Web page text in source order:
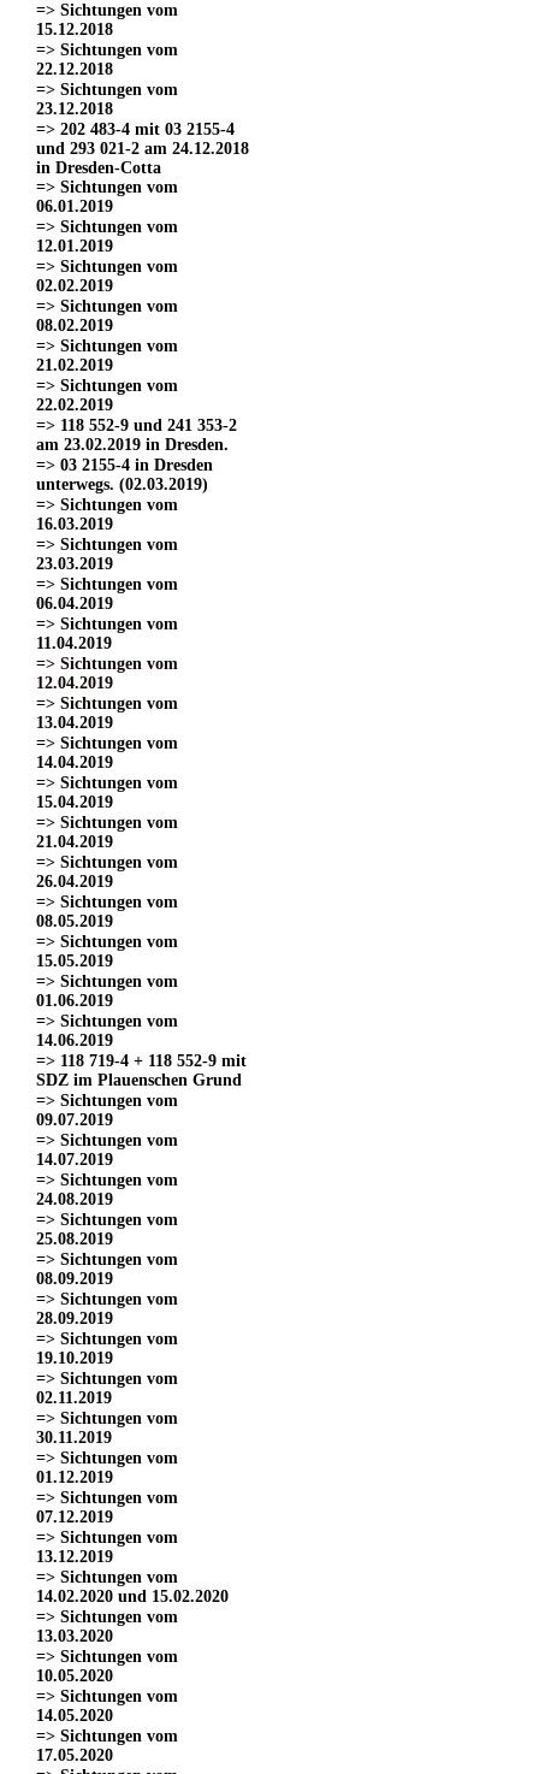
=> Sichtungen vom
15.12.2018
=> Sichtungen vom
22.12.2018
=> Sichtungen vom
23.12.2018
=> 202 483-4 mit 03 2155-4
und 293 021-2 am 24.12.2018
in Dresden-Cotta
=> Sichtungen vom
06.01.2019
=> Sichtungen vom
12.01.2019
=> Sichtungen vom
02.02.2019
=> Sichtungen vom
08.02.2019
=> Sichtungen vom
21.02.2019
=> Sichtungen vom
22.02.2019
=> 118 552-9 und 241 353-2
am 23.02.2019 in Dresden.
=> 03 2155-4 in Dresden
unterwegs. (02.03.2019)
=> Sichtungen vom
16.03.2019
=> Sichtungen vom
23.03.2019
=> Sichtungen vom
06.04.2019
=> Sichtungen vom
11.04.2019
=> Sichtungen vom
12.04.2019
=> Sichtungen vom
13.04.2019
=> Sichtungen vom
14.04.2019
=> Sichtungen vom
15.04.2019
=> Sichtungen vom
21.04.2019
=> Sichtungen vom
26.04.2019
=> Sichtungen vom
08.05.2019
=> Sichtungen vom
15.05.2019
=> Sichtungen vom
01.06.2019
=> Sichtungen vom
14.06.2019
=> 118 719-4 + 118 552-9 mit
SDZ im Plauenschen Grund
=> Sichtungen vom
09.07.2019
=> Sichtungen vom
14.07.2019
=> Sichtungen vom
24.08.2019
=> Sichtungen vom
25.08.2019
=> Sichtungen vom
08.09.2019
=> Sichtungen vom
28.09.2019
=> Sichtungen vom
19.10.2019
=> Sichtungen vom
02.11.2019
=> Sichtungen vom
30.11.2019
=> Sichtungen vom
01.12.2019
=> Sichtungen vom
07.12.2019
=> Sichtungen vom
13.12.2019
=> Sichtungen vom
14.02.2020 und 15.02.2020
=> Sichtungen vom
13.03.2020
=> Sichtungen vom
10.05.2020
=> Sichtungen vom
14.05.2020
=> Sichtungen vom
17.05.2020